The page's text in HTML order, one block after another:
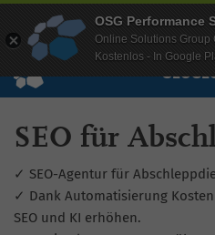
Wissen Free Checks
SEO
SEO für
✓ SEO-Agentur für
✓ Dank Automatisierung
SEO und KI erhöhen.
OSG Performance
Online Solutions Group
Kostenlos - In Google